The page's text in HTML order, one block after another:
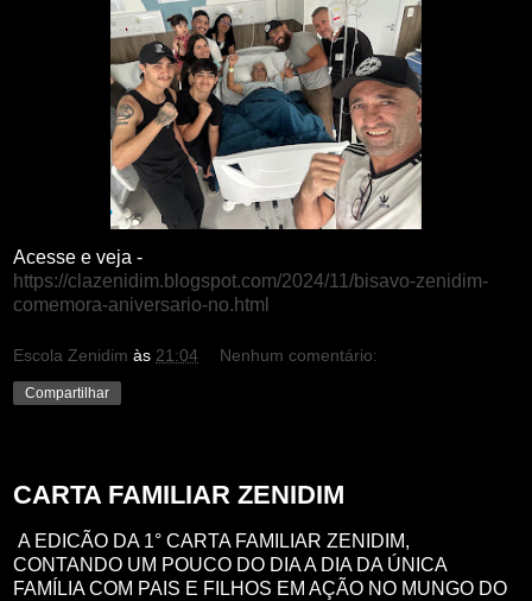
Acesse e veja -
https://clazenidim.blogspot.com/2024/11/bisavo-zenidim-
comemora-aniversario-no.html
Escola Zenidim às 21:04 Nenhum comentário:
Compartilhar
CARTA FAMILIAR ZENIDIM
A EDICÃO DA 1° CARTA FAMILIAR ZENIDIM,
CONTANDO UM POUCO DO DIA A DIA DA ÚNICA
FAMÍLIA COM PAIS E FILHOS EM AÇÃO NO MUNGO DO